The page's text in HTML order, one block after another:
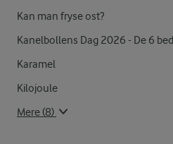
Kan man fryse ost?
Kanelbollens Dag 2026 - De 6
Karamel
Kilojoule
Mere (8)